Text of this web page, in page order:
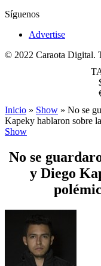
Síguenos
Advertise
© 2022 Caraota Digital.
Inicio » Show » No se
Kapeky hablaron sobre
Show
No se
y Diego